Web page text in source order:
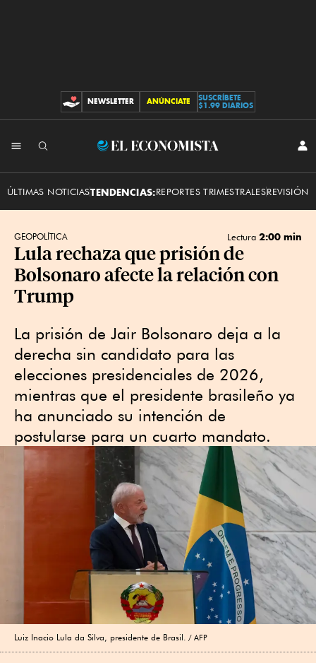
CONTRIBUCIONES
NEWSLETTER ANÚNCIATE
SUSCRÍBETE
$1.99 DIARIOS
El
ÚLTIMAS NOTICIASTENDENCIAS:REPORTES TRIMESTRALESREVISIÓN
GEOPOLÍTICA Lectura 2:00 min
Lula rechaza que prisión de
Bolsonaro afecte la relación con
Trump
La prisión de Jair Bolsonaro deja a la
derecha sin candidato para las
elecciones presidenciales de 2026,
mientras que el presidente brasileño ya
ha anunciado su intención de
postularse para un cuarto mandato.
Luiz Inacio Lula da Silva, presidente de Brasil. AFP